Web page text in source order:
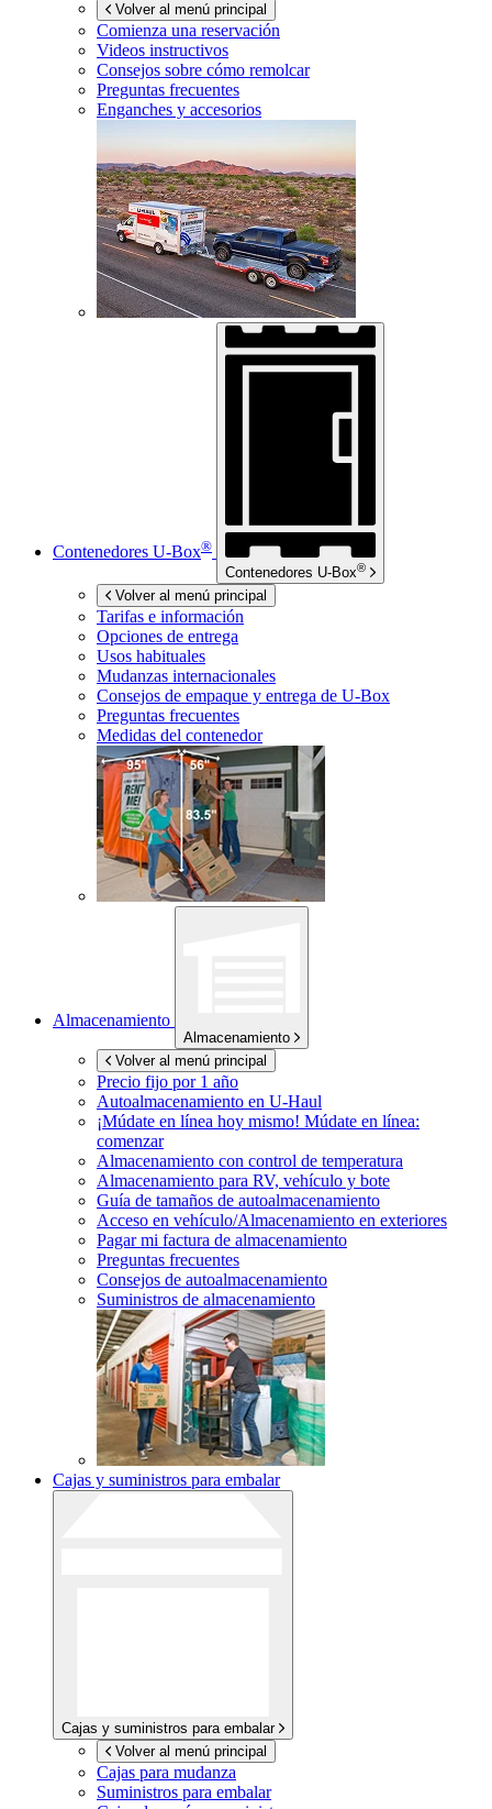
Volver al menú principal
Comienza una reservación
Videos instructivos
Consejos sobre cómo remolcar
Preguntas frecuentes
Enganches y accesorios
Contenedores U-Box®
Contenedores U-Box®
Volver al menú principal
Tarifas e información
Opciones de entrega
Usos habituales
Mudanzas internacionales
Consejos de empaque y entrega de U-Box
Preguntas frecuentes
Medidas del contenedor
Almacenamiento
Almacenamiento
Volver al menú principal
Precio fijo por 1 año
Autoalmacenamiento en U-Haul
¡Múdate en línea hoy mismo! Múdate en línea:
comenzar
Almacenamiento con control de temperatura
Almacenamiento para RV, vehículo y bote
Guía de tamaños de autoalmacenamiento
Acceso en vehículo/Almacenamiento en exteriores
Pagar mi factura de almacenamiento
Preguntas frecuentes
Consejos de autoalmacenamiento
Suministros de almacenamiento
Cajas y suministros para embalar
Cajas y suministros para embalar
Volver al menú principal
Cajas para mudanza
Suministros para embalar